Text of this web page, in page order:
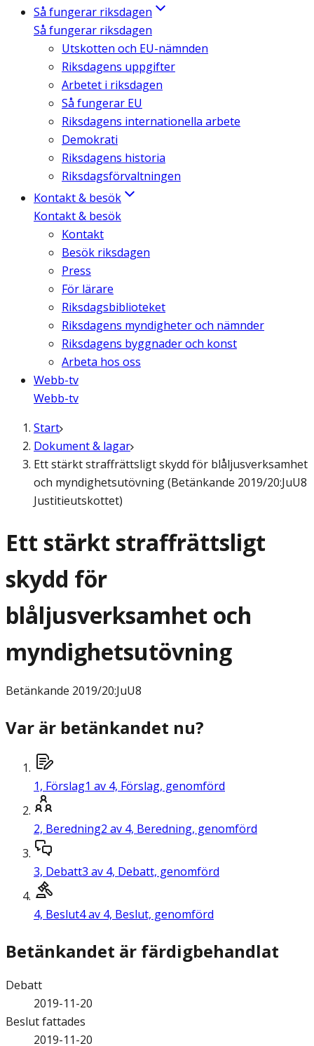
Så fungerar riksdagen
Så fungerar riksdagen
Utskotten och EU-nämnden
Riksdagens uppgifter
Arbetet i riksdagen
Så fungerar EU
Riksdagens internationella arbete
Demokrati
Riksdagens historia
Riksdagsförvaltningen
Kontakt & besök
Kontakt & besök
Kontakt
Besök riksdagen
Press
För lärare
Riksdagsbiblioteket
Riksdagens myndigheter och nämnder
Riksdagens byggnader och konst
Arbeta hos oss
Webb-tv
Webb-tv
Start
Dokument & lagar
Ett stärkt straffrättsligt skydd för blåljusverksamhet
och myndighetsutövning (Betänkande 2019/20:JuU8
Justitieutskottet)
Ett stärkt straffrättsligt
skydd för
blåljusverksamhet och
myndighetsutövning
Betänkande 2019/20:JuU8
Var är betänkandet nu?
1, Förslag1 av 4, Förslag, genomförd
2, Beredning2 av 4, Beredning, genomförd
3, Debatt3 av 4, Debatt, genomförd
4, Beslut4 av 4, Beslut, genomförd
Betänkandet är färdigbehandlat
Debatt
2019-11-20
Beslut fattades
2019-11-20